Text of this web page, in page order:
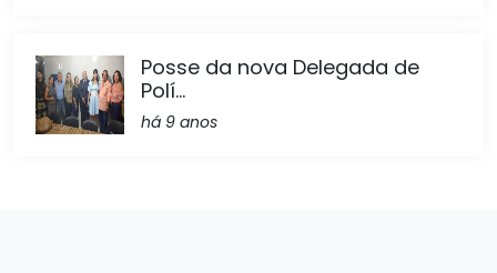
Posse da nova Delegada de
Polí...
há 9 anos